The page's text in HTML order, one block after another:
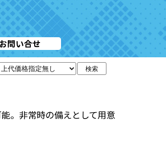
お問い合せ
検索
。非常時の備えとして用意